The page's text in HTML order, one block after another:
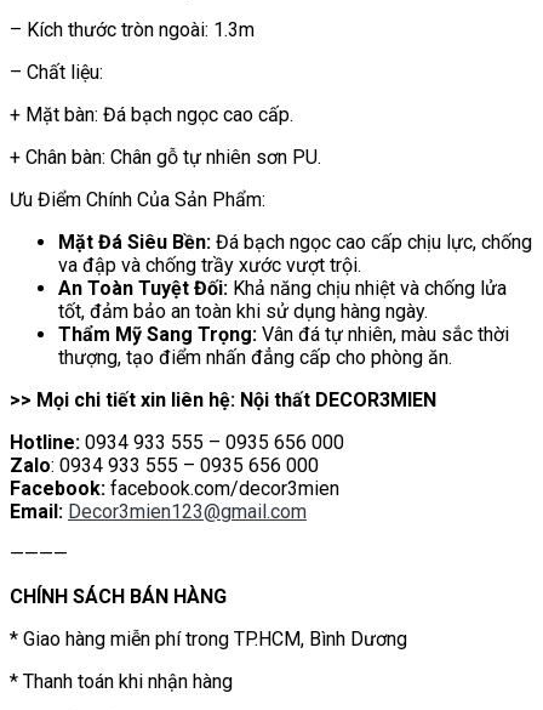
– Kích thước tròn ngoài: 1.3m
– Chất liệu:
+ Mặt bàn: Đá bạch ngọc cao cấp.
+ Chân bàn: Chân gỗ tự nhiên sơn PU.
Ưu Điểm Chính Của Sản Phẩm:
Mặt Đá Siêu Bền: Đá bạch ngọc cao cấp chịu lực, chống
va đập và chống trầy xước vượt trội.
An Toàn Tuyệt Đối: Khả năng chịu nhiệt và chống lửa
tốt, đảm bảo an toàn khi sử dụng hàng ngày.
Thẩm Mỹ Sang Trọng: Vân đá tự nhiên, màu sắc thời
thượng, tạo điểm nhấn đẳng cấp cho phòng ăn.
>> Mọi chi tiết xin liên hệ: Nội thất DECOR3MIEN
Hotline: 0934 933 555 – 0935 656 000
Zalo: 0934 933 555 – 0935 656 000
Facebook: facebook.com/decor3mien
Email: Decor3mien123@gmail.com
————
CHÍNH SÁCH BÁN HÀNG
* Giao hàng miễn phí trong TP.HCM, Bình Dương
* Thanh toán khi nhận hàng